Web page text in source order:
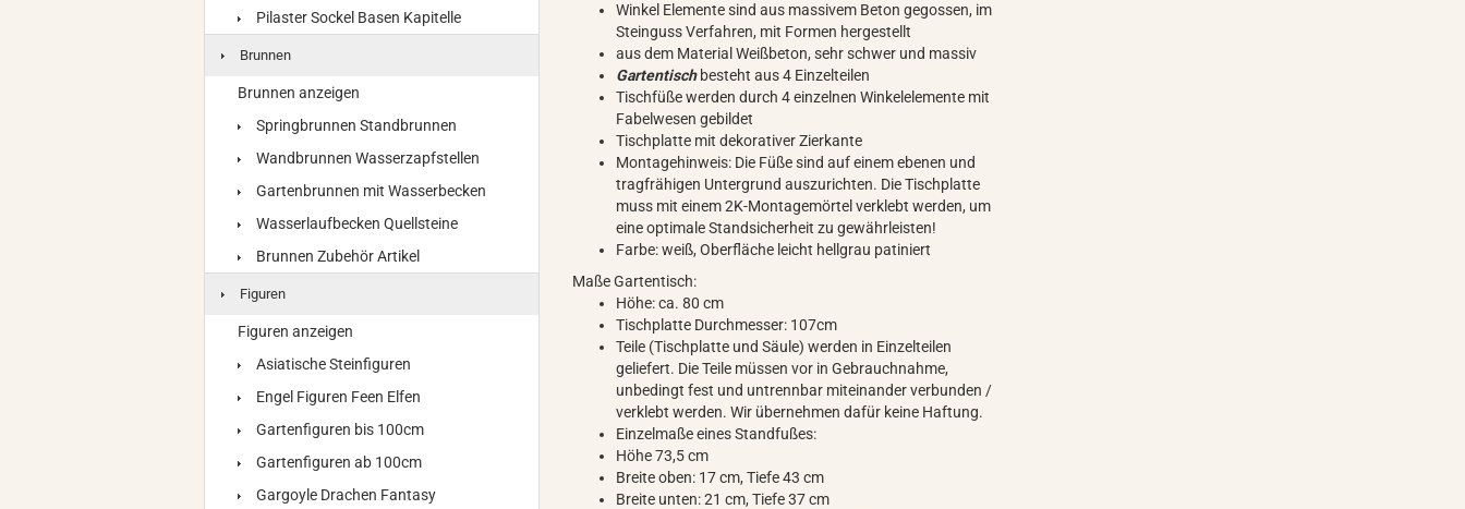
Winkel Elemente sind aus massivem Beton gegossen, im
Steinguss Verfahren, mit Formen hergestellt
aus dem Material Weißbeton, sehr schwer und massiv
Gartentisch besteht aus 4 Einzelteilen
Tischfüße werden durch 4 einzelnen Winkelelemente mit
Fabelwesen gebildet
Tischplatte mit dekorativer Zierkante
Montagehinweis: Die Füße sind auf einem ebenen und
tragfrähigen Untergrund auszurichten. Die Tischplatte
muss mit einem 2K-Montagemörtel verklebt werden, um
eine optimale Standsicherheit zu gewährleisten!
Farbe: weiß, Oberfläche leicht hellgrau patiniert
Maße Gartentisch:
Höhe: ca. 80 cm
Tischplatte Durchmesser: 107cm
Teile (Tischplatte und Säule) werden in Einzelteilen
geliefert. Die Teile müssen vor in Gebrauchnahme,
unbedingt fest und untrennbar miteinander verbunden /
verklebt werden. Wir übernehmen dafür keine Haftung.
Einzelmaße eines Standfußes:
Höhe 73,5 cm
Breite oben: 17 cm, Tiefe 43 cm
Breite unten: 21 cm, Tiefe 37 cm
Pilaster Sockel Basen Kapitelle
Brunnen
Brunnen anzeigen
Springbrunnen Standbrunnen
Wandbrunnen Wasserzapfstellen
Gartenbrunnen mit Wasserbecken
Wasserlaufbecken Quellsteine
Brunnen Zubehör Artikel
Figuren
Figuren anzeigen
Asiatische Steinfiguren
Engel Figuren Feen Elfen
Gartenfiguren bis 100cm
Gartenfiguren ab 100cm
Gargoyle Drachen Fantasy